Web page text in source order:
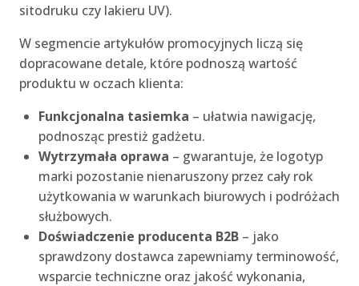
sitodruku czy lakieru UV).
W segmencie artykułów promocyjnych liczą się
dopracowane detale, które podnoszą wartość
produktu w oczach klienta:
Funkcjonalna tasiemka – ułatwia nawigację,
podnosząc prestiż gadżetu.
Wytrzymała oprawa – gwarantuje, że logotyp
marki pozostanie nienaruszony przez cały rok
użytkowania w warunkach biurowych i podróżach
służbowych.
Doświadczenie producenta B2B – jako
sprawdzony dostawca zapewniamy terminowość,
wsparcie techniczne oraz jakość wykonania,